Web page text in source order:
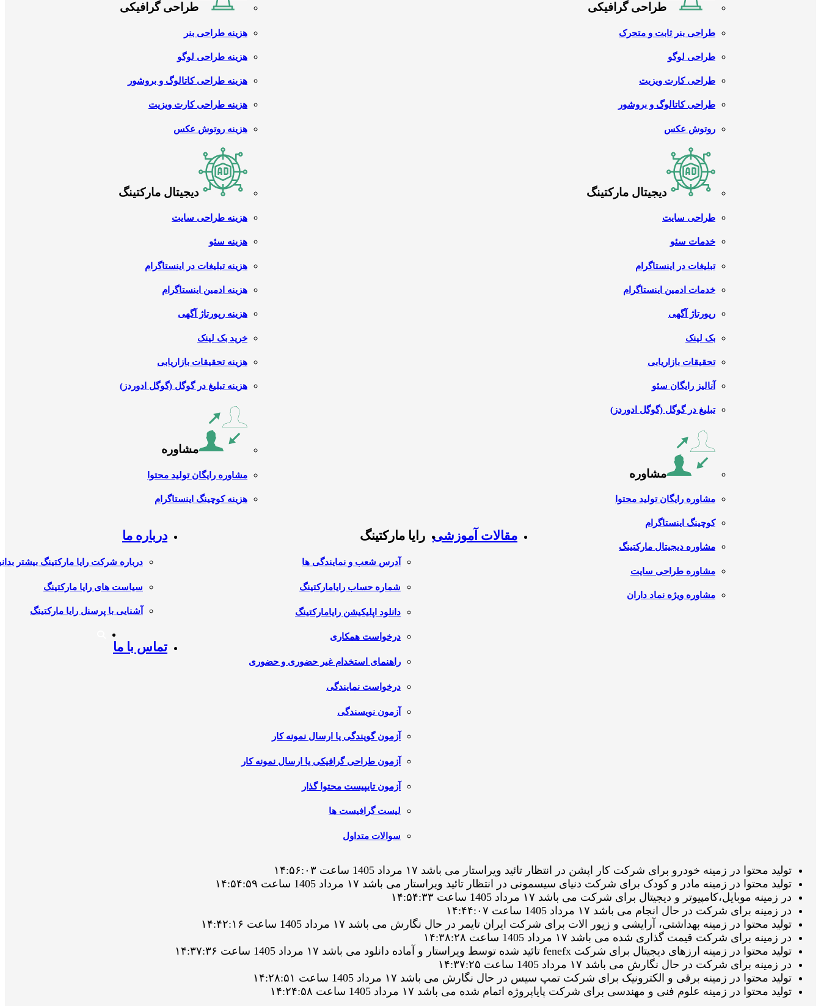
طراحی گرافیکی
طراحی بنر ثابت و متحرک
طراحی لوگو
طراحی کارت ویزیت
طراحی کاتالوگ و بروشور
روتوش عکس
دیجیتال مارکتینگ
طراحی سایت
خدمات سئو
تبلیغات در اینستاگرام
خدمات ادمین اینستاگرام
رپورتاژ آگهی
بک لینک
تحقیقات بازاریابی
آنالیز رایگان سئو
تبلیغ در گوگل (گوگل ادوردز)
مشاوره
مشاوره رایگان تولید محتوا
کوچینگ اینستاگرام
مشاوره دیجیتال مارکتینگ
مشاوره طراحی سایت
مشاوره ویژه نماد داران
طراحی گرافیکی
هزینه طراحی بنر
هزینه طراحی لوگو
هزینه طراحی کاتالوگ و بروشور
هزینه طراحی کارت ویزیت
هزینه روتوش عکس
دیجیتال مارکتینگ
هزینه طراحی سایت
هزینه سئو
هزینه تبلیغات در اینستاگرام
هزینه ادمین اینستاگرام
هزینه رپورتاژ آگهی
خرید بک لینک
هزینه تحقیقات بازاریابی
هزینه تبلیغ در گوگل (گوگل ادوردز)
مشاوره
مشاوره رایگان تولید محتوا
هزینه کوچینگ اینستاگرام
مقالات آموزشی رایا مارکتینگ
آدرس شعب و نمایندگی ها
شماره حساب رایامارکتینگ
دانلود اپلیکیشن رایامارکتینگ
درخواست همکاری
راهنمای استخدام غیر حضوری و حضوری
درخواست نمایندگی
آزمون نویسندگی
آزمون گویندگی یا ارسال نمونه کار
آزمون طراحی گرافیکی یا ارسال نمونه کار
آزمون تایپیست محتوا گذار
لیست گرافیست ها
سوالات متداول
درباره ما
درباره شرکت رایا مارکتینگ بیشتر
سیاست های رایا مارکتینگ
آشنایی با پرسنل رایا مارکتینگ
تماس با ما
تولید محتوا در زمینه خودرو برای شرکت کار اپشن در انتظار تائید ویراستار می باشد ۱۷ مرداد 1405 ساعت ۱۴:۵۶:۰۳
تولید محتوا در زمینه مادر و کودک برای شرکت دنیای سیسمونی در انتظار تائید ویراستار می باشد ۱۷ مرداد 1405 ساعت ۱۴:۵۴:۵۹
در زمینه موبایل،کامپیوتر و دیجیتال برای شرکت می باشد ۱۷ مرداد 1405 ساعت ۱۴:۵۴:۳۳
در زمینه برای شرکت در حال انجام می باشد ۱۷ مرداد 1405 ساعت ۱۴:۴۴:۰۷
تولید محتوا در زمینه بهداشتی، آرایشی و زیور الات برای شرکت ایران تایمر در حال نگارش می باشد ۱۷ مرداد 1405 ساعت ۱۴:۴۲:۱۶
در زمینه برای شرکت قیمت گذاری شده می باشد ۱۷ مرداد 1405 ساعت ۱۴:۳۸:۲۸
تولید محتوا در زمینه ارزهای دیجیتال برای شرکت fenefx تائید شده توسط ویراستار و آماده دانلود می باشد ۱۷ مرداد 1405 ساعت ۱۴:۳۷:۳۶
در زمینه برای شرکت در حال نگارش می باشد ۱۷ مرداد 1405 ساعت ۱۴:۳۷:۲۵
تولید محتوا در زمینه برقی و الکترونیک برای شرکت تمپ سیس در حال نگارش می باشد ۱۷ مرداد 1405 ساعت ۱۴:۲۸:۵۱
تولید محتوا در زمینه علوم فنی و مهندسی برای شرکت پایاپروژه اتمام شده می باشد ۱۷ مرداد 1405 ساعت ۱۴:۲۴:۵۸